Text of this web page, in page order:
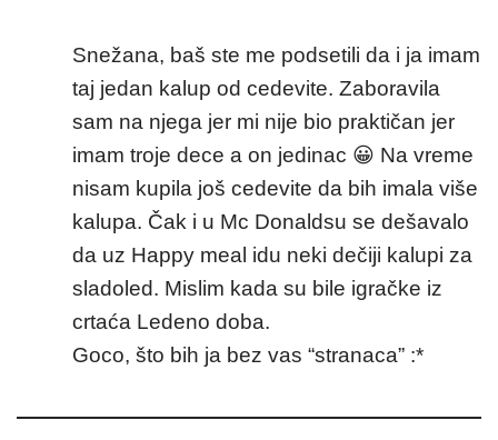
Snežana, baš ste me podsetili da i ja imam
taj jedan kalup od cedevite. Zaboravila
sam na njega jer mi nije bio praktičan jer
imam troje dece a on jedinac 😀 Na vreme
nisam kupila još cedevite da bih imala više
kalupa. Čak i u Mc Donaldsu se dešavalo
da uz Happy meal idu neki dečiji kalupi za
sladoled. Mislim kada su bile igračke iz
crtaća Ledeno doba.
Goco, što bih ja bez vas “stranaca” :*